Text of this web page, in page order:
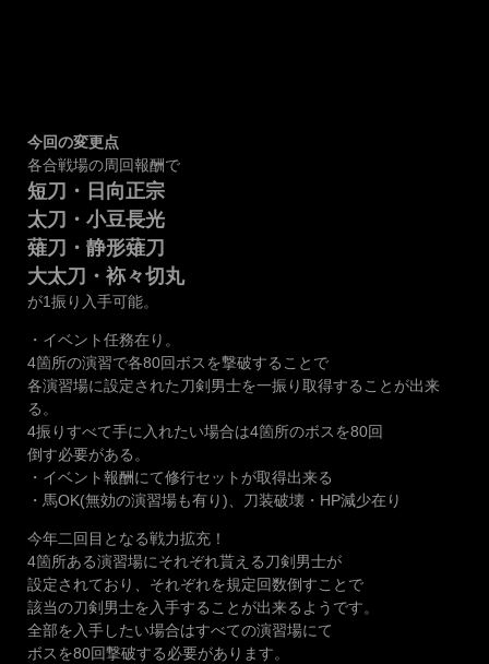
今回の変更点
各合戦場の周回報酬で
短刀・日向正宗
太刀・小豆長光
薙刀・静形薙刀
大太刀・袮々切丸
が1振り入手可能。
・イベント任務在り。
4箇所の演習で各80回ボスを撃破することで
各演習場に設定された刀剣男士を一振り取得することが出来
る。
4振りすべて手に入れたい場合は4箇所のボスを80回
倒す必要がある。
・イベント報酬にて修行セットが取得出来る
・馬OK(無効の演習場も有り)、刀装破壊・HP減少在り
今年二回目となる戦力拡充！
4箇所ある演習場にそれぞれ貰える刀剣男士が
設定されており、それぞれを規定回数倒すことで
該当の刀剣男士を入手することが出来るようです。
全部を入手したい場合はすべての演習場にて
ボスを80回撃破する必要があります。